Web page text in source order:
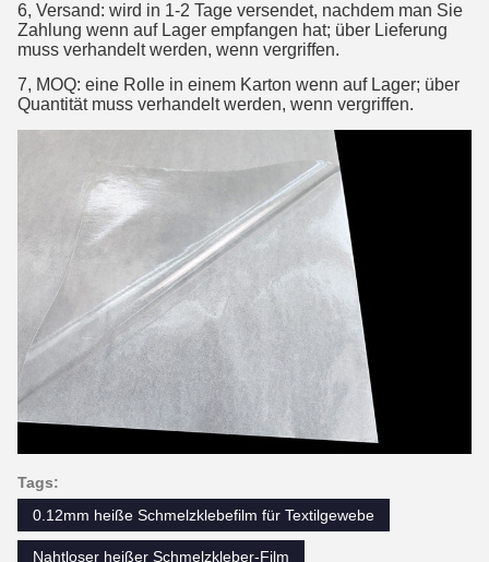
6, Versand: wird in 1-2 Tage versendet, nachdem man Sie
Zahlung wenn auf Lager empfangen hat; über Lieferung
muss verhandelt werden, wenn vergriffen.
7, MOQ: eine Rolle in einem Karton wenn auf Lager; über
Quantität muss verhandelt werden, wenn vergriffen.
Tags:
0.12mm heiße Schmelzklebefilm für Textilgewebe
Nahtloser heißer Schmelzkleber-Film